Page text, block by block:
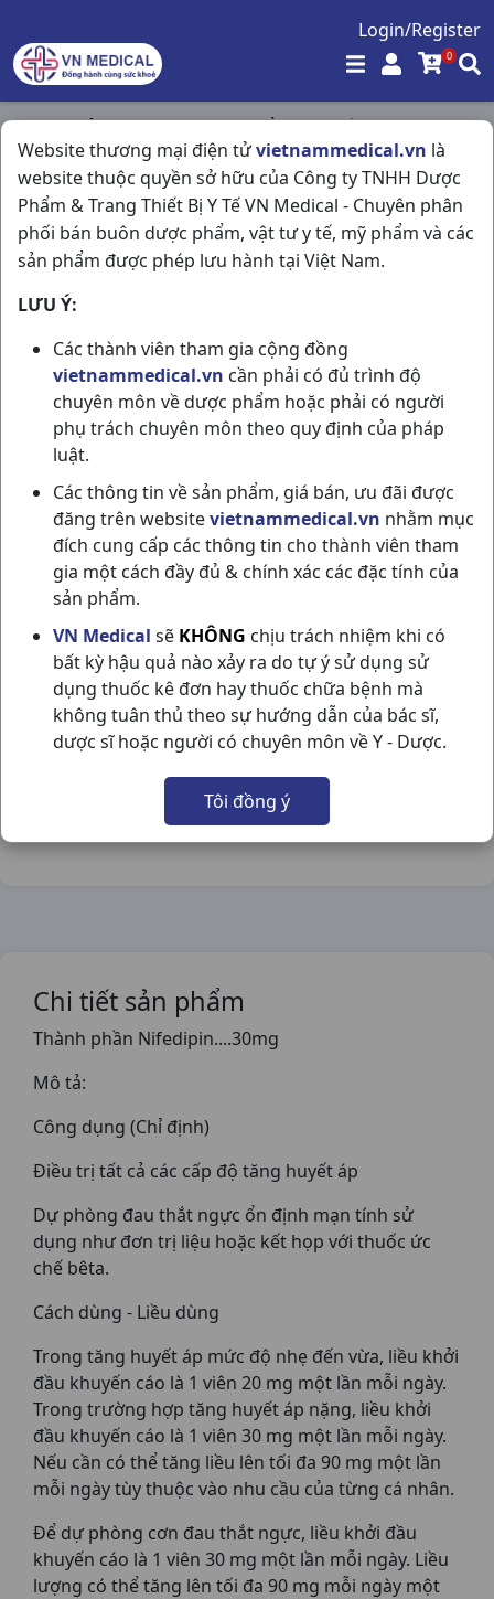
Login/Register
0
Website thương mại điện tửvietnammedical.vn là
website thuộc quyền sở hữu của Công ty TNHH Dược
Phẩm & Trang Thiết Bị Y Tế VN Medical - Chuyên phân
phối bán buôn dược phẩm, vật tư y tế, mỹ phẩm và các
sản phẩm được phép lưu hành tại Việt Nam.
LƯU Ý:
Các thành viên tham gia cộng đồng
vietnammedical.vn cần phải có đủ trình độ
chuyên môn về dược phẩm hoặc phải có người
phụ trách chuyên môn theo quy định của pháp
luật.
Các thông tin về sản phẩm, giá bán, ưu đãi được
đăng trên websitevietnammedical.vn nhằm mục
đích cung cấp các thông tin cho thành viên tham
gia một cách đầy đủ & chính xác các đặc tính của
sản phẩm.
VN Medical sẽ KHÔNG chịu trách nhiệm khi có
bất kỳ hậu quả nào xảy ra do tự ý sử dụng sử
dụng thuốc kê đơn hay thuốc chữa bệnh mà
không tuân thủ theo sự hướng dẫn của bác sĩ,
dược sĩ hoặc người có chuyên môn về Y - Dược.
Tôi đồng ý
Trang chủ / Tim Mạch - Lợi Tiểu- Nội Tiết /
Nifehexal 30 La H30vbf SANDOZ
NIFEHEXAL 30 LA H30VBF SANDOZ
NSX:SANDOZ
Nhóm hàng:Tim Mạch - Lợi Tiểu- Nội Tiết,
Chia sẻ qua mạng xã hội:
Chi tiết sản phẩm
Thành phần Nifedipin....30mg
Mô tả:
Công dụng (Chỉ định)
Điều trị tất cả các cấp độ tăng huyết áp
Dự phòng đau thắt ngực ổn định mạn tính sử
dụng như đơn trị liệu hoặc kết họp với thuốc ức
chế bêta.
Cách dùng - Liều dùng
Trong tăng huyết áp mức độ nhẹ đến vừa, liều khởi
đầu khuyến cáo là 1 viên 20 mg một lần mỗi ngày.
Trong trường hợp tăng huyết áp nặng, liều khởi
đầu khuyến cáo là 1 viên 30 mg một lần mỗi ngày.
Nếu cần có thể tăng liều lên tối đa 90 mg một lần
mỗi ngày tùy thuộc vào nhu cầu của từng cá nhân.
Để dự phòng cơn đau thắt ngực, liều khởi đầu
khuyến cáo là 1 viên 30 mg một lần mỗi ngày. Liều
lượng có thể tăng lên tối đa 90 mg mỗi ngày một